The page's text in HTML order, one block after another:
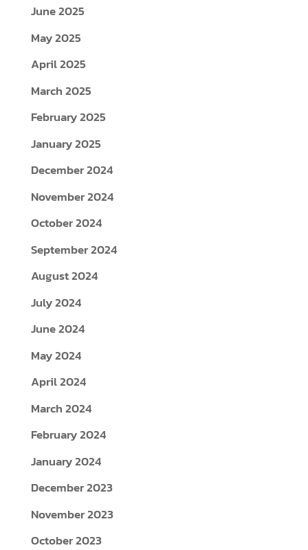
June 2025
May 2025
April 2025
March 2025
February 2025
January 2025
December 2024
November 2024
October 2024
September 2024
August 2024
July 2024
June 2024
May 2024
April 2024
March 2024
February 2024
January 2024
December 2023
November 2023
October 2023